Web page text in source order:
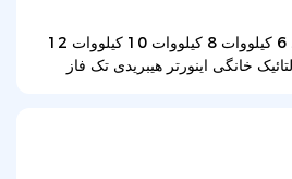
اینورتر ذخیره خورشیدی 6 کیلووات 8 کیلووات 10 کیلووات 12
خانگی اینورتر هیبریدی تک فاز